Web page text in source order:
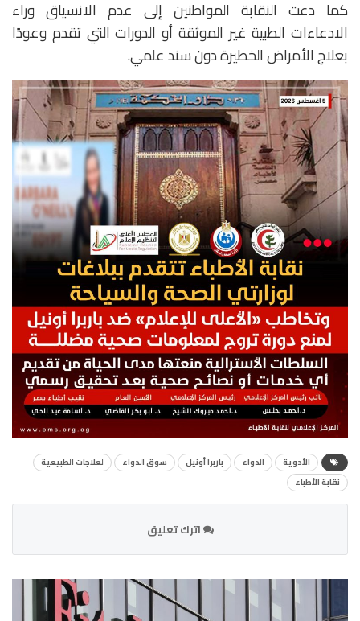
كما دعت النقابة المواطنين إلى عدم الانسياق وراء
الادعاءات الطبية غير الموثقة أو الدورات التي تقدم وعودًا
بعلاج الأمراض الخطيرة دون سند علمي.
الأدوية الدواء باربرا أونيل سوق الدواء
لعلاجات الطبيعية
نقابة الأطباء
اترك تعليق